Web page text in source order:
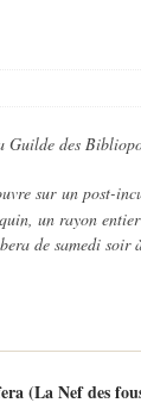
Guilde des
sur un post-
un rayon
de samedi soir
(La Nef des